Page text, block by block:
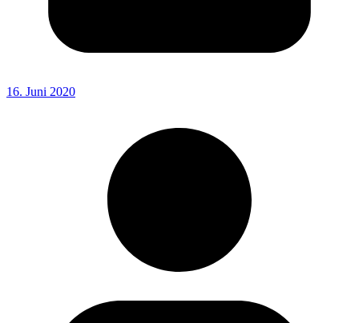
16. Juni 2020